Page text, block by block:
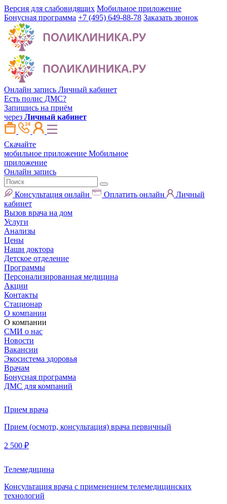
Версия для слабовидящих Мобильное приложение
Бонусная программа +7 (495) 649-88-78 Заказать звонок
Онлайн запись Личный кабинет
Есть полис ДМС?
Запишись на приём
через Личный кабинет
Скачайте
мобильное приложение Мобильное
приложение
Онлайн запись
Консультация онлайн Оплатить онлайн
Личный
кабинет
Вызов врача на дом
Услуги
Анализы
Цены
Наши доктора
Детское отделение
Программы
Персонализированная медицина
Акции
Контакты
Стационар
О компании
О компании
СМИ о нас
Новости
Вакансии
Экосистема здоровья
Врачам
Бонусная программа
ДМС для компаний
Прием врача
Прием (осмотр, консультация) врача первичный
2 500 ₽
Телемедицина
Консультация врача с применением телемедицинских
технологий